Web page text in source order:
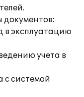
в эксплуатацию
учета в
с системой